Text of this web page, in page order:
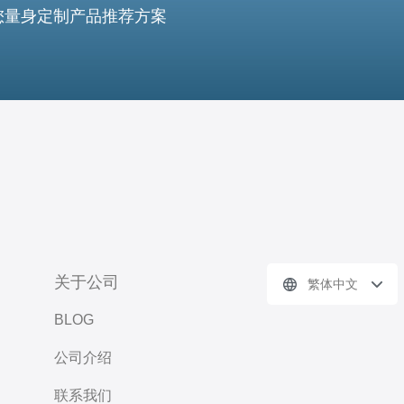
身定制产品推荐方案
关于公司
BLOG
公司介绍
联系我们
繁体中文